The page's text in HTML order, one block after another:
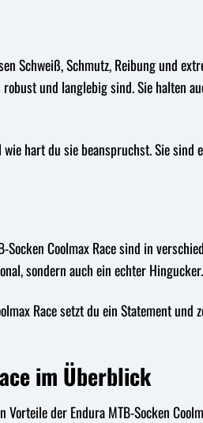
Schweiß, Schmutz, Reibung und
und langlebig sind. Sie halten
hart du sie beanspruchst. Sie
Coolmax Race sind in
sondern auch ein echter Hingucker.
Race setzt du ein Statement
im Überblick
der Endura MTB-Socken